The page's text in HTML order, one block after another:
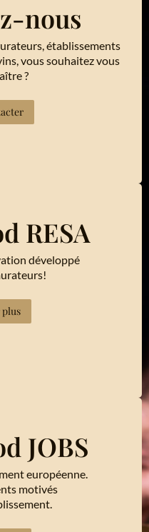
nous
établissements
vous souhaitez vous
?
RESA
développé
plus
JOBS
européenne.
motivés